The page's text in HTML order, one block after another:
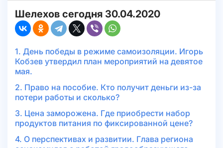
Шелехов сегодня 30.04.2020
1. День победы в режиме самоизоляции. Игорь
Кобзев утвердил план мероприятий на девятое
мая.
2. Право на пособие. Кто получит деньги из-за
потери работы и сколько?
3. Цена заморожена. Где приобрести набор
продуктов питания по фиксированной цене?
4. О перспективах и развитии. Глава региона